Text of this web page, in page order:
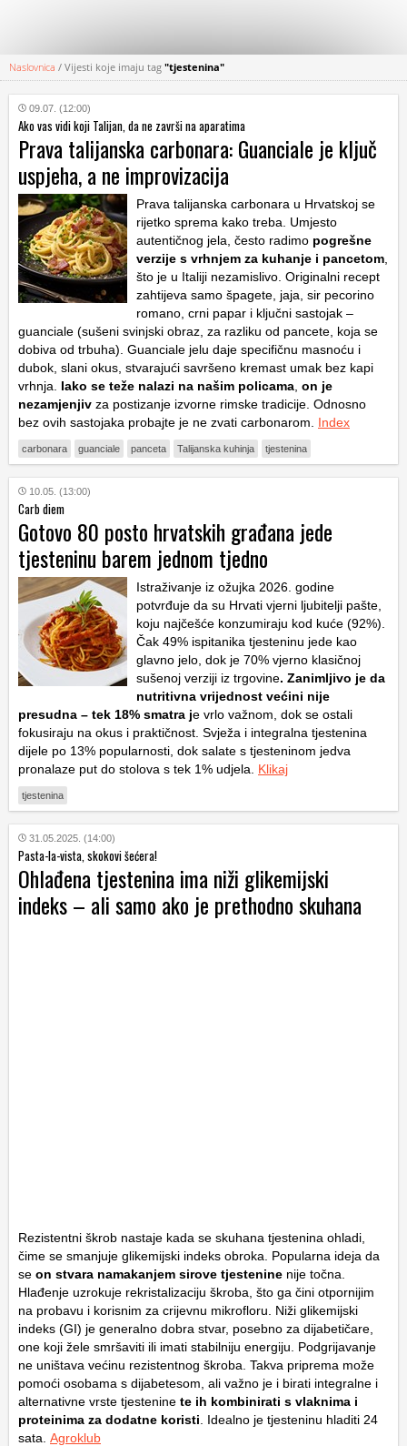
KATEGORIJE
HRVATSKI
WEB
Naslovnica / Vijesti koje imaju tag "tjestenina"
09.07. (12:00)
Ako vas vidi koji Talijan, da ne završi na aparatima
Prava talijanska carbonara: Guanciale je ključ
uspjeha, a ne improvizacija
Prava talijanska carbonara u Hrvatskoj se
rijetko sprema kako treba. Umjesto
autentičnog jela, često radimo pogrešne
verzije s vrhnjem za kuhanje i pancetom
što je u Italiji nezamislivo. Originalni recept
zahtijeva samo špagete, jaja, sir pecorino
romano, crni papar i ključni sastojak –
guanciale (sušeni svinjski obraz, za razliku od pancete, koja se
dobiva od trbuha). Guanciale jelu daje specifičnu masnoću i
dubok, slani okus, stvarajući savršeno kremast umak bez kapi
vrhnja. Iako se teže nalazi na našim policama on je
nezamjenjiv za postizanje izvorne rimske tradicije. Odnosno
bez ovih sastojaka probajte je ne zvati carbonarom. Index
carbonara guanciale panceta Talijanska kuhinja tjestenina
10.05. (13:00)
Carb diem
Gotovo 80 posto hrvatskih građana jede
tjesteninu barem jednom tjedno
Istraživanje iz ožujka 2026. godine
potvrđuje da su Hrvati vjerni ljubitelji pašte,
koju najčešće konzumiraju kod kuće (92%).
Čak 49% ispitanika tjesteninu jede kao
glavno jelo, dok je 70% vjerno klasičnoj
sušenoj verziji iz trgovine. Zanimljivo je da
nutritivna vrijednost većini nije
presudna – tek 18% smatra je vrlo važnom, dok se ostali
fokusiraju na okus i praktičnost. Svježa i integralna tjestenina
dijele po 13% popularnosti, dok salate s tjesteninom jedva
pronalaze put do stolova s tek 1% udjela. Klikaj
tjestenina
31.05.2025. (14:00)
Pasta-la-vista, skokovi šećera!
Ohlađena tjestenina ima niži glikemijski
indeks – ali samo ako je prethodno skuhana
Rezistentni škrob nastaje kada se skuhana tjestenina ohladi,
čime se smanjuje glikemijski indeks obroka. Popularna ideja da
se on stvara namakanjem sirove tjestenine nije točna.
Hlađenje uzrokuje rekristalizaciju škroba, što ga čini otpornijim
na probavu i korisnim za crijevnu mikrofloru. Niži glikemijski
indeks (GI) je generalno dobra stvar, posebno za dijabetičare,
one koji žele smršaviti ili imati stabilniju energiju. Podgrijavanje
ne uništava većinu rezistentnog škroba. Takva priprema može
pomoći osobama s dijabetesom, ali važno je i birati integralne i
alternativne vrste tjestenine te ih kombinirati s vlaknima i
proteinima za dodatne koristi . Idealno je tjesteninu hladiti 24
sata. Agroklub